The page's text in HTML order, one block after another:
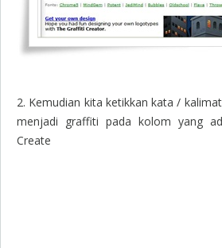
2. Kemudian kita ketikkan kata /
menjadi graffiti pada kolom yang
Create